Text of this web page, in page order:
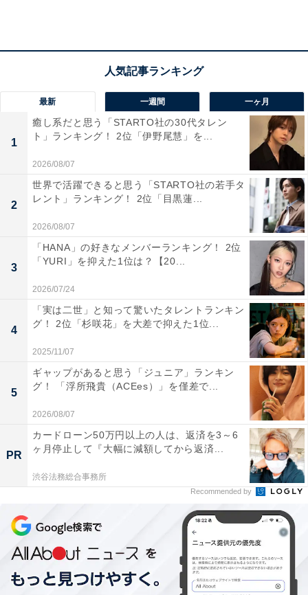
その後も映画『桐島、部活やめるってよ』や『SPEC』
シリーズ（ドラマ／劇場版）、映画『るろうに剣心』シ
リーズなど数々の実写作品に出演。またアニメ映画で声
優を務めることも多く、8歳で出演した『千と千尋の神
隠し』に始まり、『ハウルの動く城』『サマーウォー
ズ』『君の名は。』などの話題作にも出演してきまし
た。
2023年5月19日に30歳の誕生日を迎えた神木さん。主演
を務めるNHK連続テレビ小説『らんまん』が4月から放
送中のほか、6月23日には主演映画『大名倒産』が公開
予定と、節目の年も大活躍となりそうです。
神木さんを選んだ人からは「子役時代から観ています
が、ドラマ、舞台、声優とマルチに活躍されていて顔も
可愛いまま成長している数少ない子役からの俳優さんだ
と思います（40代女性／熊本県）」「好青年といった感
じで、素敵に成長したなと思います（30代女性／群馬
県）」「Drコトーに出ていた少年が、現在の朝ドラ主人
公になっていると思うと感慨深いことだと思います（40
代男性／千葉県）」「アニメの声優、youtuberとのコラ
ボから真面目な俳優業まで仕事の幅が広いし、バラエテ
ィー番組でも人柄の良さが感じられるので（40代女性／
神奈川県）」などの声が上がりました。
最新 一週間 一ヶ月
1
癒し系だと思う「STARTO社の30代タレン
ト」ランキング！ 2位「伊野尾慧」を...
2026/08/07
2
世界で活躍できると思う「STARTO社の若手タ
レント」ランキング！ 2位「目黒蓮...
2026/08/07
3
「HANA」の好きなメンバーランキング！ 2位
「YURI」を抑えた1位は？【20...
2026/07/24
4
「実は二世」と知って驚いたタレントランキン
グ！ 2位「杉咲花」を大差で抑えた1位...
2025/11/07
5
ギャップがあると思う「ジュニア」ランキン
グ！ 「浮所飛貴（ACEes）」を僅差で...
2026/08/07
PR
カードローン50万円以上の人は、返済を3～6
ヶ月停止して『大幅に減額してから返済...
渋谷法務総合事務所
Recommended by